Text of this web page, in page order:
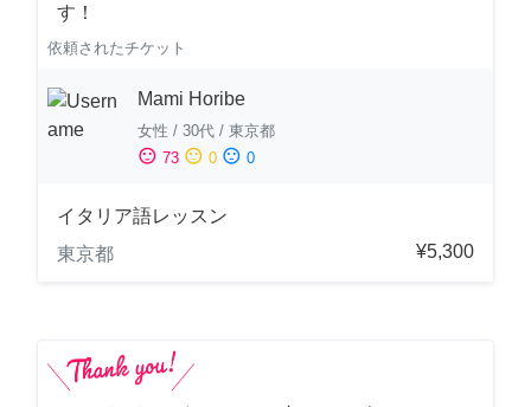
す！
依頼されたチケット
Mami Horibe
女性 / 30代 / 東京都
sentiment_satisfied 73 sentiment_neutral 0 sentiment_dissatisfied 0
イタリア語レッスン
東京都
¥5,300